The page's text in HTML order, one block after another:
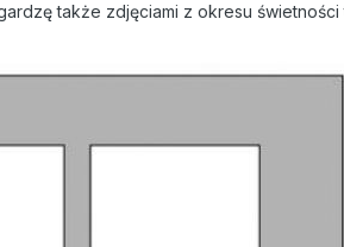
także zdjęciami z okresu świetności